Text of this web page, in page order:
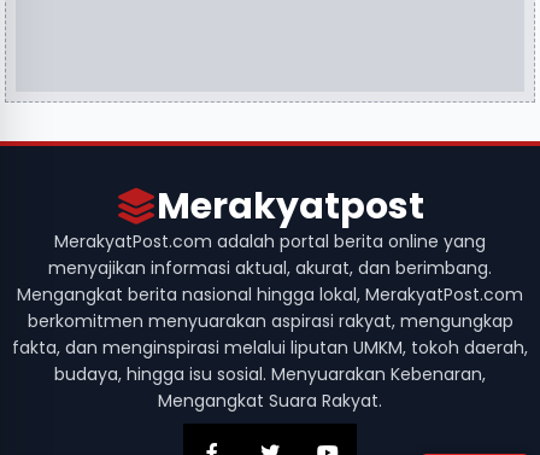
Merakyatpost
MerakyatPost.com adalah portal berita online yang
menyajikan informasi aktual, akurat, dan berimbang.
Mengangkat berita nasional hingga lokal, MerakyatPost.com
berkomitmen menyuarakan aspirasi rakyat, mengungkap
fakta, dan menginspirasi melalui liputan UMKM, tokoh daerah,
budaya, hingga isu sosial. Menyuarakan Kebenaran,
Mengangkat Suara Rakyat.